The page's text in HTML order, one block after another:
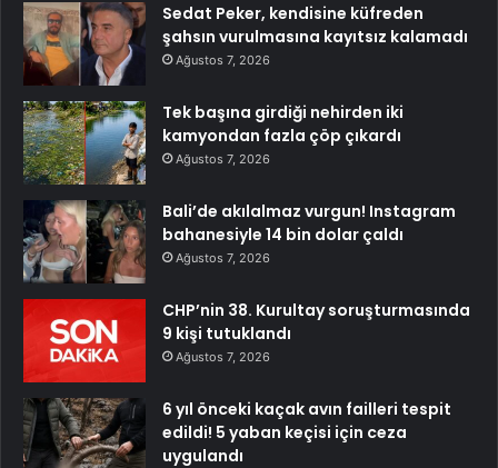
Sedat Peker, kendisine küfreden
şahsın vurulmasına kayıtsız kalamadı
Ağustos 7, 2026
Tek başına girdiği nehirden iki
kamyondan fazla çöp çıkardı
Ağustos 7, 2026
Bali’de akılalmaz vurgun! Instagram
bahanesiyle 14 bin dolar çaldı
Ağustos 7, 2026
CHP’nin 38. Kurultay soruşturmasında
9 kişi tutuklandı
Ağustos 7, 2026
6 yıl önceki kaçak avın failleri tespit
edildi! 5 yaban keçisi için ceza
uygulandı